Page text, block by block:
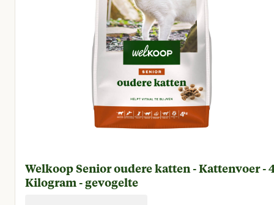
Welkoop Senior oudere katten - Kattenvoer -
Kilogram - gevogelte